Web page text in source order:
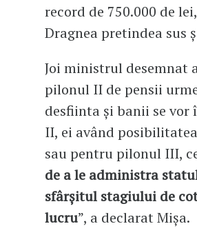
record de 750.000 de
Dragnea pretindea sus
Joi ministrul desemnat
pilonul II de pensii
desfiinta și banii se
II, ei având
sau pentru pilonul III,
de a le administra
sfârșitul stagiului de
lucru”, a declarat Mișa.